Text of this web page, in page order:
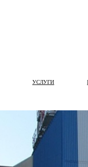
УСЛУГИ